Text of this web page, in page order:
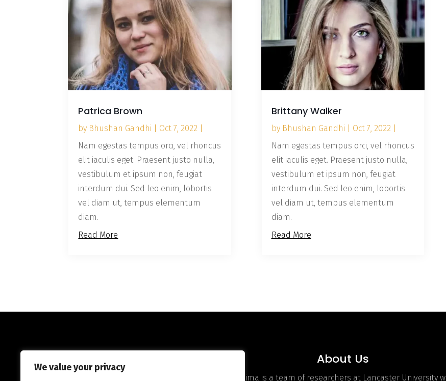
We value your privacy
Patrica Brown
by Bhushan Gandhi Oct 7, 2022
Nam egestas tempus orci, vel rhoncus
elit iaculis eget. Praesent justo nulla,
vestibulum et ipsum non, feugiat
interdum dui. Sed leo enim, lobortis
vel diam ut, tempus elementum
diam.
Read More
Brittany Walker
by Bhushan Gandhi Oct 7, 2022|
Nam egestas tempus orci, vel rhoncus
elit iaculis eget. Praesent justo nulla,
vestibulum et ipsum non, feugiat
interdum dui. Sed leo enim, lobortis
vel diam ut, tempus elementum
diam.
Read More
About Us
ADTechOptima is a team of researchers at Lancaster University